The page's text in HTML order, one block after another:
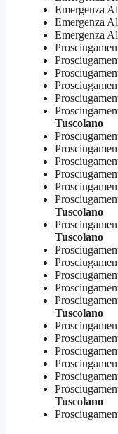
Emergenza
Emergenza
Emergenza
Tuscolano
Tuscolano
Tuscolano
Tuscolano
Tuscolano